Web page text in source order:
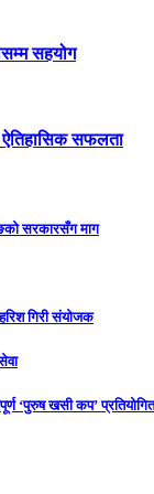
सहयोग
सफलता
सरकारसँग माग
गिरी संयोजक
‘पुरुष खसी कप’